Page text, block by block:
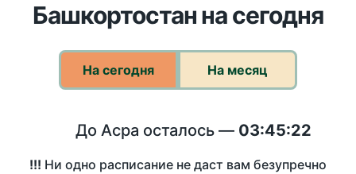
Башкортостан на сегодня
На сегодня На месяц
До Асра осталось — 03:45:22
!!! Ни одно расписание не даст вам безупречно